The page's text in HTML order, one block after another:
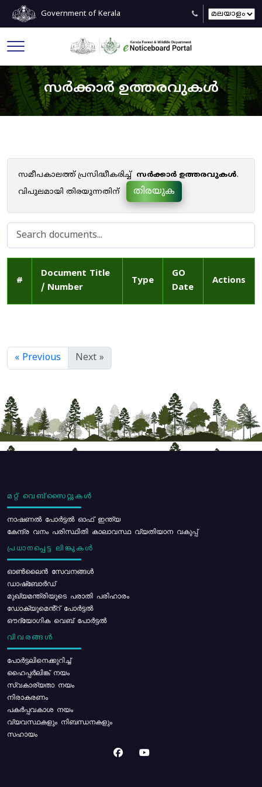
Government of Kerala
സർക്കാർ ഉത്തരവുകൾ
സമീപകാലത്ത് പ്രസിദ്ധീകരിച്ച് സർക്കാർ ഉത്തരവുകൾ.
വിപുലമായി തിരയുന്നതിന്
തിരയുക
#
Document Title
/ Number
Type
GO
Date
Actions
« Previous Next »
മറ്റ് വെബ്സൈറ്റുകൾ
നാഷണൽ പോർട്ടൽ ഓഫ് ഇന്ത്യ
കേന്ദ്ര വനം പരിസ്ഥിതി കാലാവസ്ഥ വ്യതിയാന വകുപ്പ്
പ്രധാനപ്പെട്ട ലിങ്കുകൾ
ഓൺലൈൻ സേവനങ്ങൾ
ഡാഷ്ബോർഡ്
മുഖ്യമന്ത്രിയുടെ പരാതി പരിഹാരം
ഡോക്യുമെൻ്റ് പോർട്ടൽ
ഔദ്യോഗിക വെബ് പോർട്ടൽ
വിവരങ്ങൾ
പോര്‍ട്ടലിനെക്കുറിച്ച്
ഹൈപ്പർലിങ്ക് നയം
സ്വകാര്യതാ നയം
നിരാകരണം
പകർപ്പവകാശ നയം
വ്യവസ്ഥകളും നിബന്ധനകളും
സഹായം